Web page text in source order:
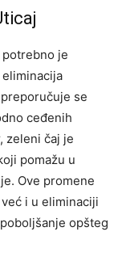
je
se
ceđenih
zeleni čaj je
pomažu u
Ove promene
i u eliminaciji
opšteg